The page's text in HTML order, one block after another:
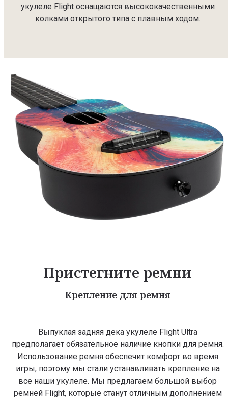
укулеле Flight оснащаются высококачественными
колками открытого типа с плавным ходом.
Пристегните ремни
Крепление для ремня
Выпуклая задняя дека укулеле Flight Ultra
предполагает обязательное наличие кнопки для ремня.
Использование ремня обеспечит комфорт во время
игры, поэтому мы стали устанавливать крепление на
все наши укулеле. Мы предлагаем большой выбор
ремней Flight, которые станут отличным дополнением